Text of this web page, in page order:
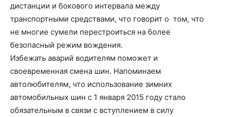
дистанции и бокового интервала между
транспортными средствами, что говорит о том, что
не многие сумели перестроиться на более
безопасный режим вождения.
Избежать аварий водителям поможет и
своевременная смена шин. Напоминаем
автолюбителям, что использование зимних
автомобильных шин с 1 января 2015 году стало
обязательным в связи с вступлением в силу